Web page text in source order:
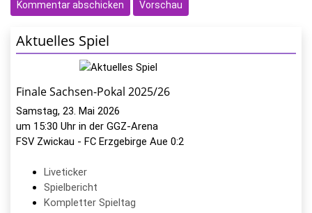
Aktuelles Spiel
Finale Sachsen-Pokal 2025/26
Samstag, 23. Mai 2026
um 15:30 Uhr in der GGZ-Arena
FSV Zwickau - FC Erzgebirge Aue 0:2
Liveticker
Spielbericht
Kompletter Spieltag